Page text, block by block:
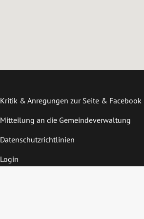
Kritik & Anregungen zur Seite & Facebook
Mitteilung an die Gemeindeverwaltung
Datenschutzrichtlinien
Login